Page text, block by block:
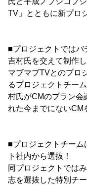
TV」とともに新プロ
■プロジェクトではバ
吉村氏を交えて制作し
マブマブTVとのプロ
るプロジェクトチー
村氏がCMのプラン会
れた今までにないCM
■プロジェクトチーム
ト社内から選抜！
同プロジェクトでは
志を選抜した特別チ